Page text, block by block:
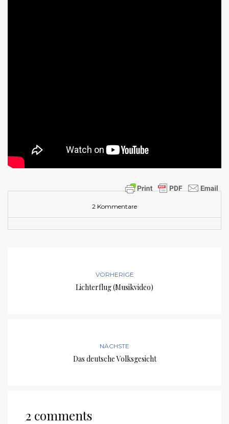
2 Kommentare
VORHERIGE
Lichterflug (Musikvideo)
NÄCHSTE
Das deutsche Volksgesicht
2 comments